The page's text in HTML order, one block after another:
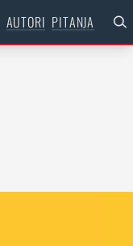
AUTORI PITANJA